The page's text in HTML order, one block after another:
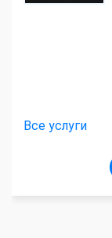
Все услуги